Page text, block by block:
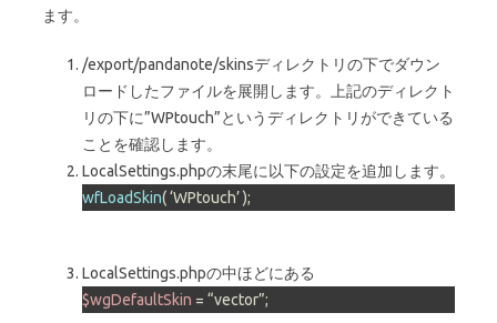
ます。
/export/pandanote/skinsディレクトリの下でダウン
ロードしたファイルを展開します。上記のディレクト
リの下に”WPtouch”というディレクトリができている
ことを確認します。
LocalSettings.phpの末尾に以下の設定を追加します。
wfLoadSkin( ‘WPtouch’ );
LocalSettings.phpの中ほどにある
$wgDefaultSkin = “vector”;